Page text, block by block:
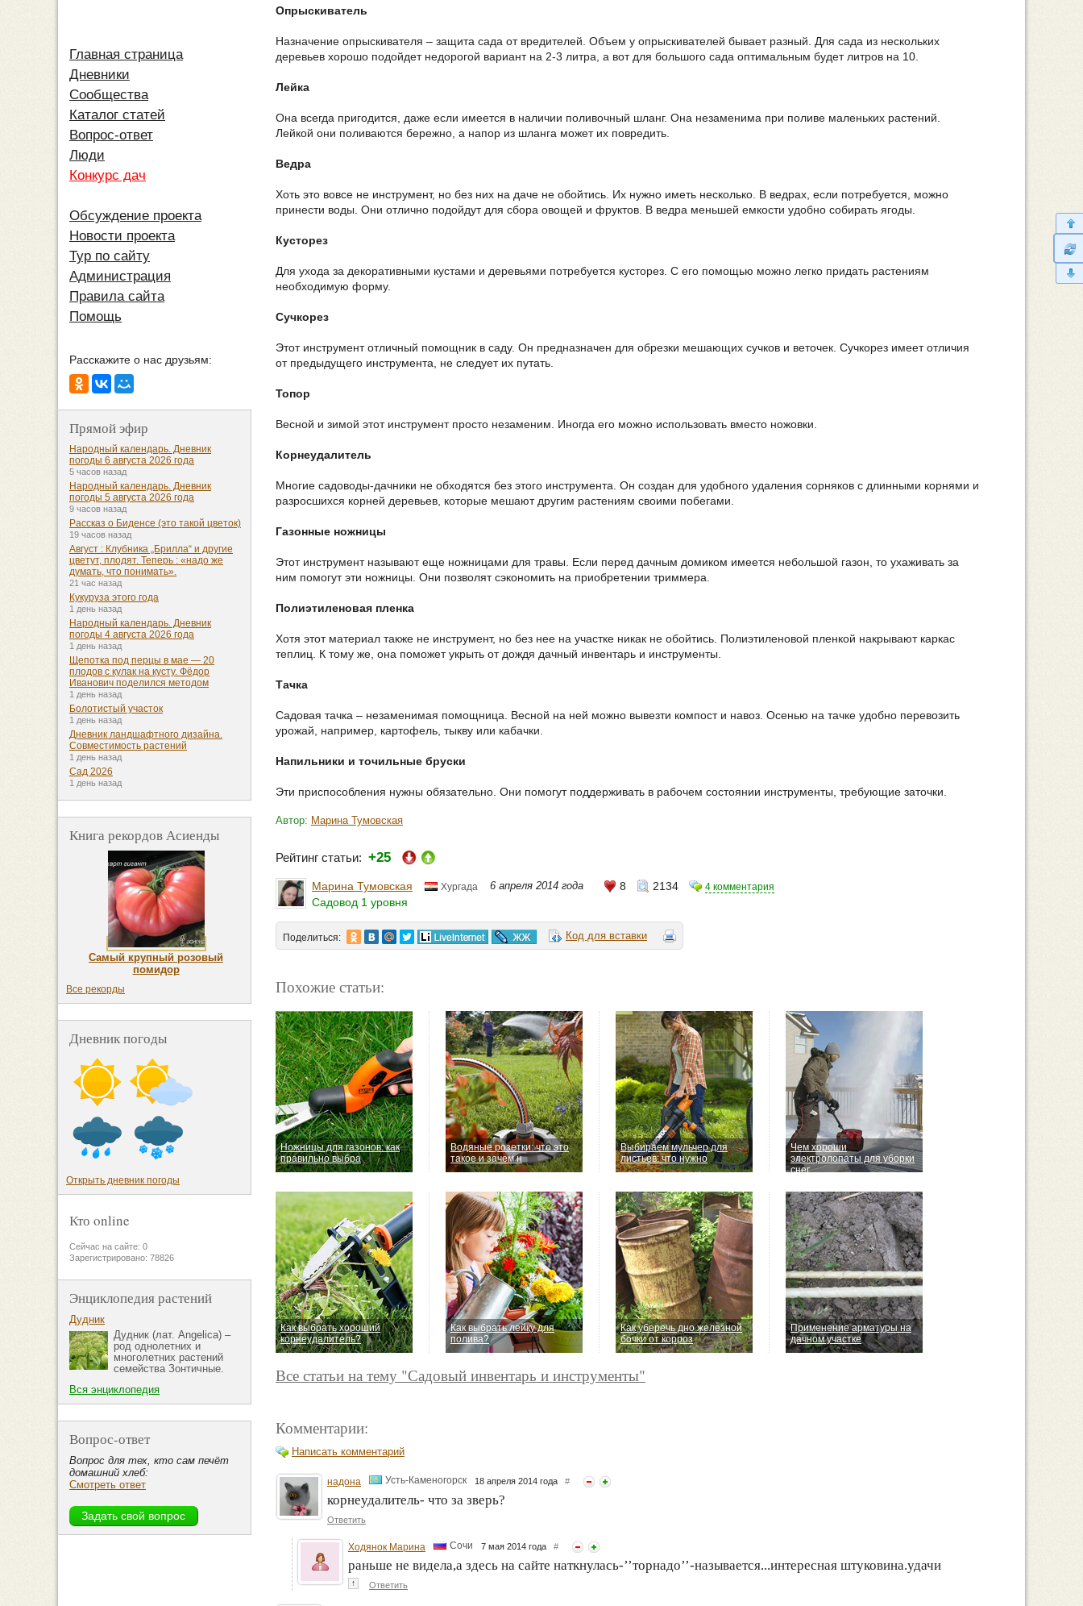
Опрыскиватель
Назначение опрыскивателя – защита сада от вредителей. Объем у опрыскивателей бывает разный. Для сада из нескольких
деревьев хорошо подойдет недорогой вариант на 2-3 литра, а вот для большого сада оптимальным будет литров на 10.
Лейка
Она всегда пригодится, даже если имеется в наличии поливочный шланг. Она незаменима при поливе маленьких растений.
Лейкой они поливаются бережно, а напор из шланга может их повредить.
Ведра
Хоть это вовсе не инструмент, но без них на даче не обойтись. Их нужно иметь несколько. В ведрах, если потребуется, можно
принести воды. Они отлично подойдут для сбора овощей и фруктов. В ведра меньшей емкости удобно собирать ягоды.
Кусторез
Для ухода за декоративными кустами и деревьями потребуется кусторез. С его помощью можно легко придать растениям
необходимую форму.
Сучкорез
Этот инструмент отличный помощник в саду. Он предназначен для обрезки мешающих сучков и веточек. Сучкорез имеет отличия
от предыдущего инструмента, не следует их путать.
Топор
Весной и зимой этот инструмент просто незаменим. Иногда его можно использовать вместо ножовки.
Корнеудалитель
Многие садоводы-дачники не обходятся без этого инструмента. Он создан для удобного удаления сорняков с длинными корнями и
разросшихся корней деревьев, которые мешают другим растениям своими побегами.
Газонные ножницы
Этот инструмент называют еще ножницами для травы. Если перед дачным домиком имеется небольшой газон, то ухаживать за
ним помогут эти ножницы. Они позволят сэкономить на приобретении триммера.
Полиэтиленовая пленка
Хотя этот материал также не инструмент, но без нее на участке никак не обойтись. Полиэтиленовой пленкой накрывают каркас
теплиц. К тому же, она поможет укрыть от дождя дачный инвентарь и инструменты.
Тачка
Садовая тачка – незаменимая помощница. Весной на ней можно вывезти компост и навоз. Осенью на тачке удобно перевозить
урожай, например, картофель, тыкву или кабачки.
Напильники и точильные бруски
Эти приспособления нужны обязательно. Они помогут поддерживать в рабочем состоянии инструменты, требующие заточки.
Автор: Марина Тумовская
Рейтинг статьи: +25
Марина Тумовская
Садовод 1 уровня
Хургада 6 апреля 2014 года 8 2134 4 комментария
Поделиться: Код для вставки
Похожие статьи:
Ножницы для газонов: как
правильно выбра
Водяные розетки: что это
такое и зачем н
Выбираем мульчер для
листьев: что нужно
Чем хороши
электролопаты для уборки
снег
Как выбрать хороший
корнеудалитель?
Как выбрать лейку для
полива?
Как уберечь дно железной
бочки от корроз
Применение арматуры на
дачном участке
Все статьи на тему "Садовый инвентарь и инструменты"
Комментарии:
Написать комментарий
надона Усть-Каменогорск 18 апреля 2014 года #
корнеудалитель- что за зверь?
Ответить
Ходянок Марина Сочи 7 мая 2014 года #
раньше не видела,а здесь на сайте наткнулась-’’торнадо’’-называется...интересная штуковина.удачи
↑ Ответить
Главная страница
Дневники
Сообщества
Каталог статей
Вопрос-ответ
Люди
Конкурс дач
Обсуждение проекта
Новости проекта
Тур по сайту
Администрация
Правила сайта
Помощь
Расскажите о нас друзьям:
Прямой эфир
Народный календарь. Дневник
погоды 6 августа 2026 года
5 часов назад
Народный календарь. Дневник
погоды 5 августа 2026 года
9 часов назад
Рассказ о Биденсе (это такой цветок)
19 часов назад
Август : Клубника „Брилла“ и другие
цветут, плодят. Теперь : «надо же
думать, что понимать».
21 час назад
Кукуруза этого года
1 день назад
Народный календарь. Дневник
погоды 4 августа 2026 года
1 день назад
Щепотка под перцы в мае — 20
плодов с кулак на кусту. Фёдор
Иванович поделился методом
1 день назад
Болотистый участок
1 день назад
Дневник ландшафтного дизайна.
Совместимость растений
1 день назад
Сад 2026
1 день назад
Книга рекордов Асиенды
Самый крупный розовый
помидор
Все рекорды
Дневник погоды
Открыть дневник погоды
Кто online
Сейчас на сайте: 0
Зарегистрировано: 78826
Энциклопедия растений
Дудник
Дудник (лат. Angelica) –
род однолетних и
многолетних растений
семейства Зонтичные.
Вся энциклопедия
Вопрос-ответ
Вопрос для тех, кто сам печёт
домашний хлеб:
Смотреть ответ